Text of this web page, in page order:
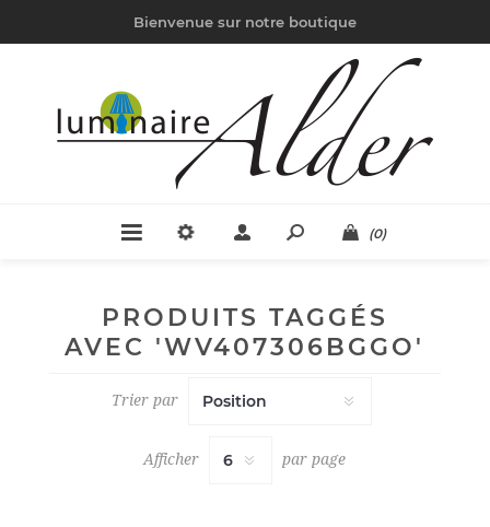
Bienvenue sur notre boutique
(0)
PRODUITS TAGGÉS
AVEC 'WV407306BGGO'
Trier par
Afficher par page